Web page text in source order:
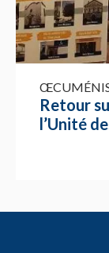
Retour
l’Unité